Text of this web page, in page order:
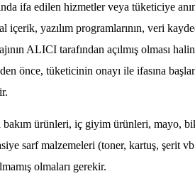
ifa edilen hizmetler veya tüketiciye
içerik, yazılım programlarının, veri
ALICI tarafından açılmış olması
önce, tüketicinin onayı ile ifasına
ürünleri, iç giyim ürünleri, mayo,
sarf malzemeleri (toner, kartuş, şerit
olmaları gerekir.